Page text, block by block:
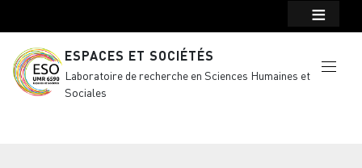
ESPACES ET SOCIÉTÉS
Laboratoire de recherche en Sciences Humaines et
Sociales